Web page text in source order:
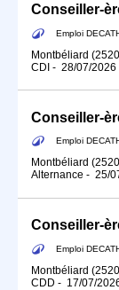
Emploi
Montbéliard
CDI - 28/07/2026
Emploi
Montbéliard
Alternance - 25/
Conseiller-
Emploi
Montbéliard
CDD - 17/07/